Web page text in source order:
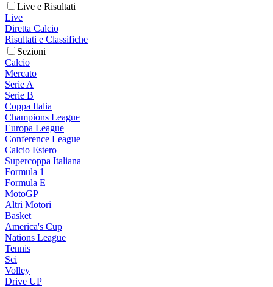
Live e Risultati
Live
Diretta Calcio
Risultati e Classifiche
Sezioni
Calcio
Mercato
Serie A
Serie B
Coppa Italia
Champions League
Europa League
Conference League
Calcio Estero
Supercoppa Italiana
Formula 1
Formula E
MotoGP
Altri Motori
Basket
America's Cup
Nations League
Tennis
Sci
Volley
Drive UP